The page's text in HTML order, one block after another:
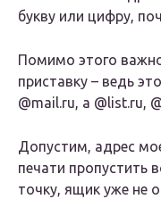
букву или цифру,
Помимо этого
приставку – ведь
@mail.ru, а @list.ru,
Допустим, адрес
печати пропустить
точку, ящик уже не